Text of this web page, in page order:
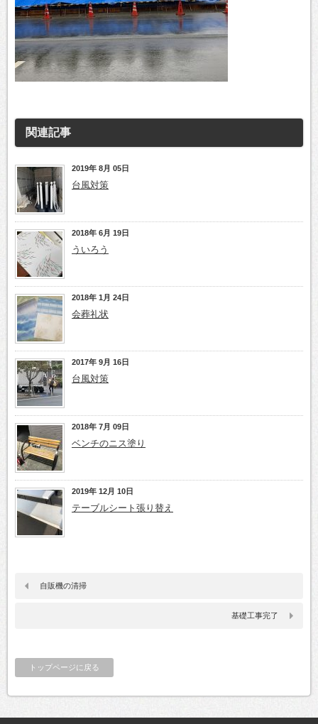
関連記事
2019年 8月 05日
台風対策
2018年 6月 19日
ういろう
2018年 1月 24日
会葬礼状
2017年 9月 16日
台風対策
2018年 7月 09日
ベンチのニス塗り
2019年 12月 10日
テーブルシート張り替え
自販機の清掃
基礎工事完了
トップページに戻る